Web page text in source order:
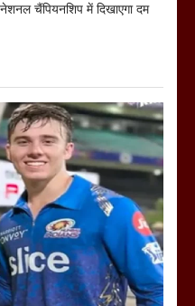
चैंपियनशिप में दिखाएगा दम